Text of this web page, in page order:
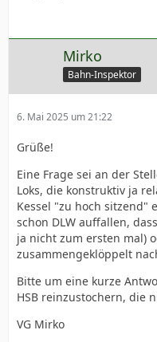
Mirko
Bahn-Inspektor
6. Mai 2025 um 21:22
Grüße!
Eine Frage sei an der
Loks, die konstruktiv ja
Kessel "zu hoch sitzend"
schon DLW auffallen,
ja nicht zum ersten mal)
zusammengeklöppelt
Bitte um eine kurze
HSB reinzustochern, die
VG Mirko